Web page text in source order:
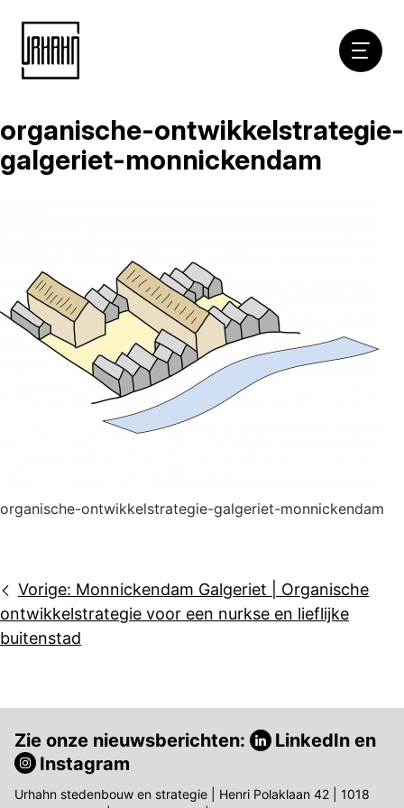
Naar
inhoud
organische-ontwikkelstrategie-
galgeriet-monnickendam
organische-ontwikkelstrategie-galgeriet-monnickendam
Bericht
navigatie
Vorige: Monnickendam Galgeriet | Organische
ontwikkelstrategie voor een nurkse en lieflijke
buitenstad
Zie onze nieuwsberichten: LinkedIn en
Instagram
Urhahn stedenbouw en strategie | Henri Polaklaan 42 | 1018